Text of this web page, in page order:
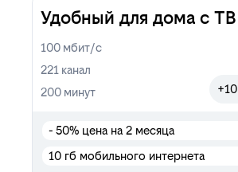
Удобный для дома с ТВ
100 мбит/с
221 канал
200 минут
- 50% цена на 2 месяца
10 гб мобильного интернета